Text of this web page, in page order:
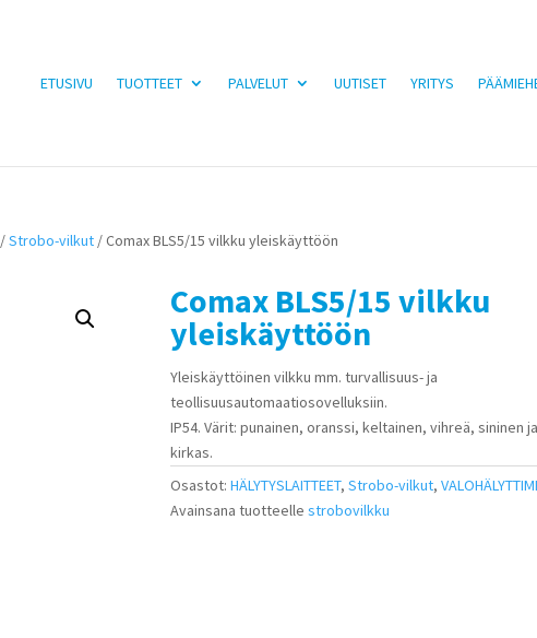
ETUSIVU TUOTTEET PALVELUT UUTISET YRITYS
/Strobo-vilkut / Comax BLS5/15 vilkku yleiskäyttöön
Comax BLS5/15 vilkku
yleiskäyttöön
Yleiskäyttöinen vilkku mm. turvallisuus- ja
teollisuusautomaatiosovelluksiin.
IP54. Värit: punainen, oranssi, keltainen, vihreä, sininen ja
kirkas.
Osastot:HÄLYTYSLAITTEET,Strobo-vilkut,
Avainsana tuotteellestrobovilkku